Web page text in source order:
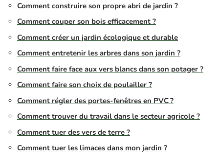
Comment construire son propre abri de jardin ?
Comment couper son bois efficacement ?
Comment créer un jardin écologique et durable
Comment entretenir les arbres dans son jardin ?
Comment faire face aux vers blancs dans son potager ?
Comment faire son choix de poulailler ?
Comment régler des portes-fenêtres en PVC ?
Comment trouver du travail dans le secteur agricole ?
Comment tuer des vers de terre ?
Comment tuer les limaces dans mon jardin ?